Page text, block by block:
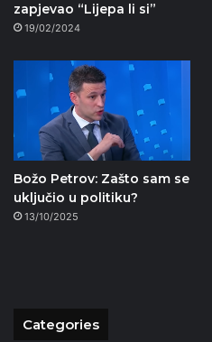
zapjevao “Lijepa li si”
19/02/2024
Božo Petrov: Zašto sam se
uključio u politiku?
13/10/2025
Categories